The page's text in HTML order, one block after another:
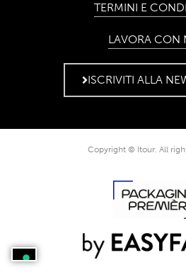
TERMINI E
LAVORA CON
ISCRIVITI ALLA
Copyright © Itour. All